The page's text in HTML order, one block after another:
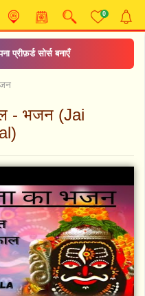
0
प्रीफ़र्ड सोर्स बनाएँ
- भजन (Jai